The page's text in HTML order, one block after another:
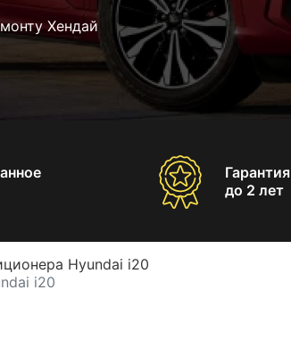
Хендай
Гарантия
до 2 лет
Hyundai i20
i20